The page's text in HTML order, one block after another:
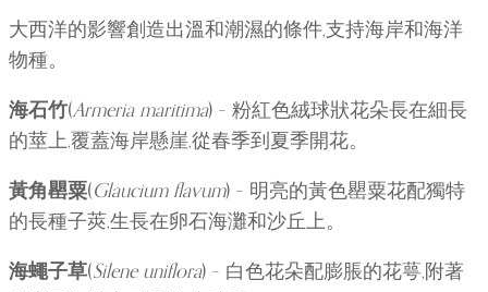
大西洋的影響創造出溫和潮濕的條件,支持海岸和海洋
物種。
海石竹(Armeria maritima) – 粉紅色絨球狀花朵長在細長
的莖上,覆蓋海岸懸崖,從春季到夏季開花。
黃角罌粟(Glaucium flavum) – 明亮的黃色罌粟花配獨特
的長種子莢,生長在卵石海灘和沙丘上。
海蠅子草(Silene uniflora) – 白色花朵配膨脹的花萼,附著